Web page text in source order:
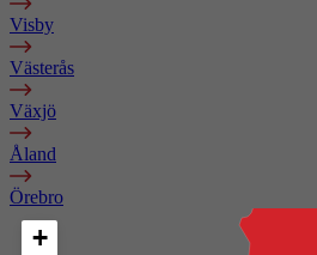
Visby
Västerås
Växjö
Åland
Örebro
+